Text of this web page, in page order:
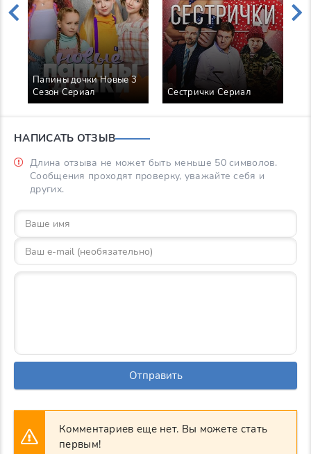
Папины дочки Новые 3
Сезон Сериал
Сестрички Сериал
НАПИСАТЬ ОТЗЫВ
Длина отзыва не может быть меньше 50 символов.
Сообщения проходят проверку, уважайте себя и
других.
Отправить
Комментариев еще нет. Вы можете стать
первым!